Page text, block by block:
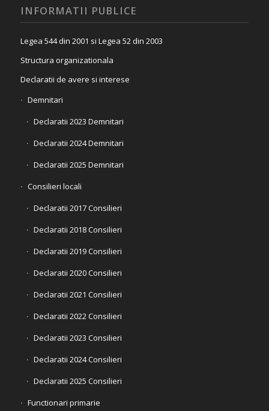
INFORMATII PUBLICE
Legea 544 din 2001 si Legea 52 din 2003
Structura organizationala
Declaratii de avere si interese
Demnitari
Declaratii 2023 Demnitari
Declaratii 2024 Demnitari
Declaratii 2025 Demnitari
Consilieri locali
Declaratii 2017 Consilieri
Declaratii 2018 Consilieri
Declaratii 2019 Consilieri
Declaratii 2020 Consilieri
Declaratii 2021 Consilieri
Declaratii 2022 Consilieri
Declaratii 2023 Consilieri
Declaratii 2024 Consilieri
Declaratii 2025 Consilieri
Functionari primarie